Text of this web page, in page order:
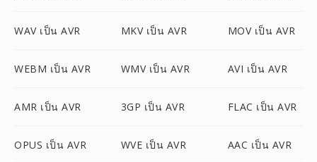
WAV เป็น AVR MKV เป็น AVR MOV เป็น AVR
WEBM เป็น AVR WMV เป็น AVR AVI เป็น AVR
AMR เป็น AVR 3GP เป็น AVR FLAC เป็น AVR
OPUS เป็น AVR WVE เป็น AVR AAC เป็น AVR